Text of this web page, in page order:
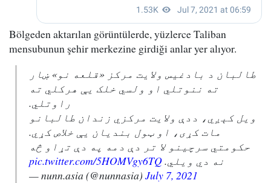
Bölgeden aktarılan görüntülerde, yüzlerce Taliban
mensubunun şehir merkezine girdiği anlar yer alıyor.
طالبان د بادغیس ولایت مرکز «قلعه نو» ښار
ته ننوتلي او ولسي‌ خلک یې هرکلي ته
راوتلي.
ویل کېږي، ددې ولایت مرکزي‌ زندان طالبانو
مات کړی،‌ او ټول بندیان یې خلاص کړي.
حکومتي سرچینو لا تر دې دمه په دې تړاو څه
نه دي‌ ویلي.pic.twitter.com/5HOMVgy6TQ
— nunn.asia (@nunnasia) July 7, 2021